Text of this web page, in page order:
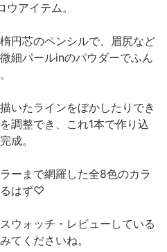
アイテム。
円芯のペンシルで、眉尻など
細パールinのパウダーでふん
いたラインをぼかしたりでき
調整でき、これ1本で作り込
成。
ーまで網羅した全8色のカラ
るはず♡
ウォッチ・レビューしている
てくださいね。